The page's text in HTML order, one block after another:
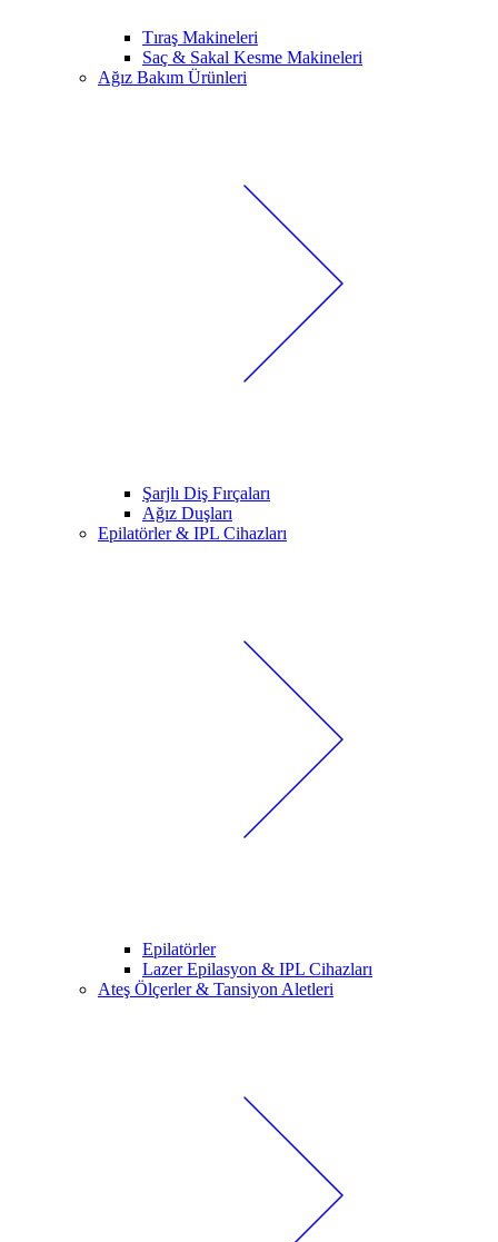
Tıraş Makineleri
Saç & Sakal Kesme Makineleri
Ağız Bakım Ürünleri
Şarjlı Diş Fırçaları
Ağız Duşları
Epilatörler & IPL Cihazları
Epilatörler
Lazer Epilasyon & IPL Cihazları
Ateş Ölçerler & Tansiyon Aletleri